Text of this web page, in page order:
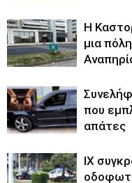
Η
μια
που
απάτες
ΙΧ